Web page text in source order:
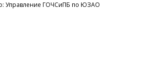
Управление ГОЧСиПБ по ЮЗАО